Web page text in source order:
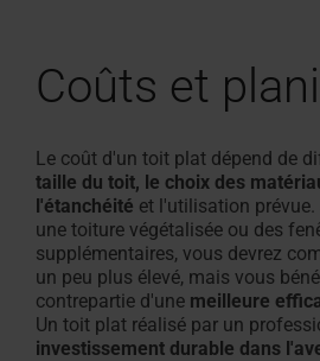
Coûts et
Le coût d'un toit plat dépend de
taille du toit, le choix des
l'étanchéité et l'utilisation
une toiture végétalisée ou des
supplémentaires, vous devrez
un peu plus élevé, mais vous
contrepartie d'une meilleure
Un toit plat réalisé par un
investissement durable dans